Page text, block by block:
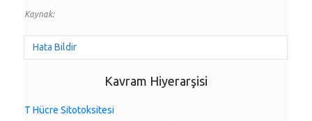
Kaynak:
Hata Bildir
Kavram Hiyerarşisi
T Hücre Sitotoksitesi